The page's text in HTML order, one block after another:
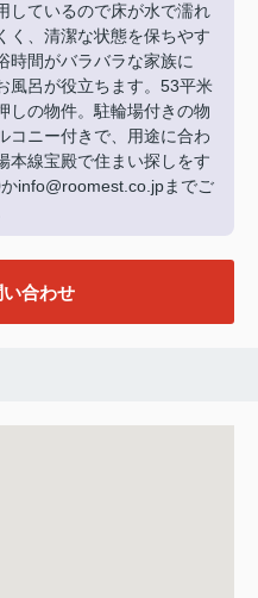
しているので床が水で濡れ
く、清潔な状態を保ちやす
時間がバラバラな家族に
風呂が役立ちます。53平米
しの物件。駐輪場付きの物
コニー付きで、用途に合わ
本線宝殿で住まい探しをす
info@roomest.co.jpまでご
い合わせ